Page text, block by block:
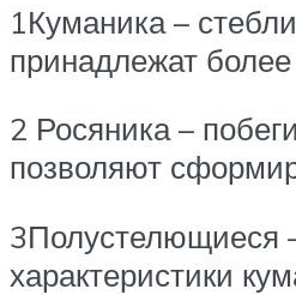
1Куманика –
принадлежат
2 Росяника –
позволяют
3Полустелющиеся
характеристики